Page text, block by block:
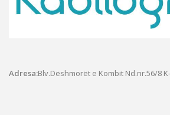
Adresa:Blv.Dëshmorët e Kombit Nd.nr.56/8